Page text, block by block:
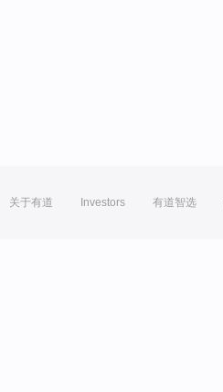
关于有道 Investors 有道智选